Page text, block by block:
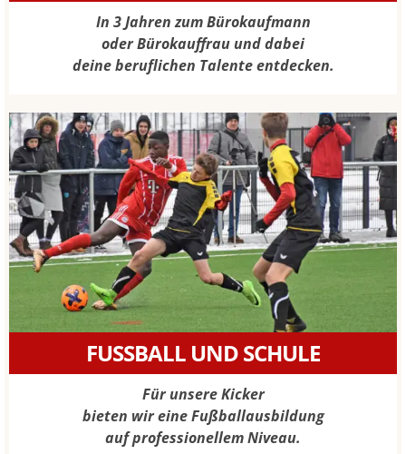
In 3 Jahren zum Bürokaufmann
oder Bürokauffrau und dabei
deine beruflichen Talente entdecken.
FUSSBALL UND SCHULE
Für unsere Kicker
bieten wir eine Fußballausbildung
auf professionellem Niveau.